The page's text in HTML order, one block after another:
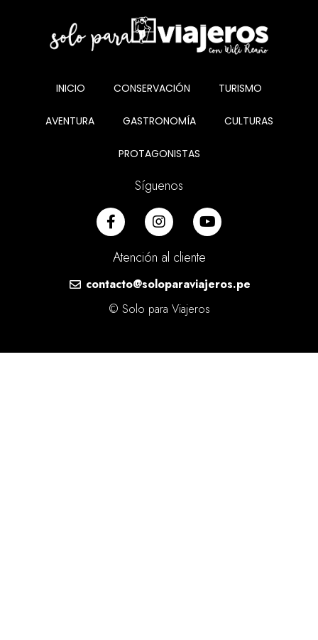
INICIO CONSERVACIÓN TURISMO
AVENTURA GASTRONOMÍA CULTURAS
PROTAGONISTAS
Síguenos
Atención al cliente
contacto@soloparaviajeros.pe
© Solo para Viajeros